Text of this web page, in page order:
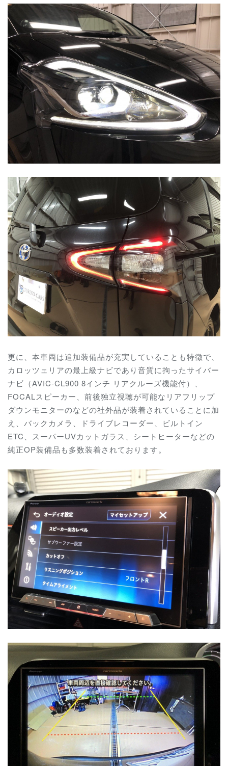
更に、本車両は追加装備品が充実していることも特徴で、
カロッツェリアの最上級ナビであり音質に拘ったサイバー
ナビ（AVIC-CL900 8インチ リアクルーズ機能付）、
FOCALスピーカー、前後独立視聴が可能なリアフリップ
ダウンモニターのなどの社外品が装着されていることに加
え、バックカメラ、ドライブレコーダー、ビルトイン
ETC、スーパーUVカットガラス、シートヒーターなどの
純正OP装備品も多数装着されております。